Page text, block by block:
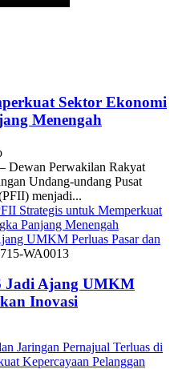
Sektor Ekonomi
Menengah
Perwakilan Rakyat
Undang-undang Pusat
menjadi...
Strategis untuk Memperkuat
Panjang Menengah
UMKM Perluas Pasar dan
Jadi Ajang UMKM
Inovasi
Jaringan Pernajual Terluas di
Kepercayaan Pelanggan